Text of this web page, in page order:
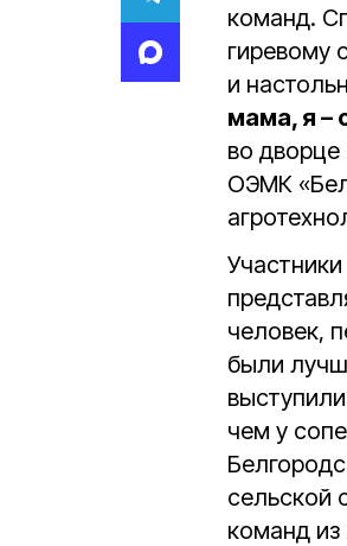
команд.
гиревому
и
мама, я –
во
ОЭМК
человек,
были
чем у
сельской
команд из